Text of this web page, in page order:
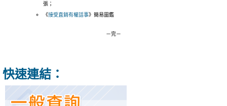
張；
《接受直銷有權話事》簡易圖鑑
－完－
快速連結：